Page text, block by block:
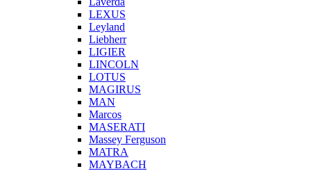
LEXUS
Leyland
Liebherr
LIGIER
LINCOLN
LOTUS
MAGIRUS
MAN
Marcos
MASERATI
Massey Ferguson
MATRA
MAYBACH